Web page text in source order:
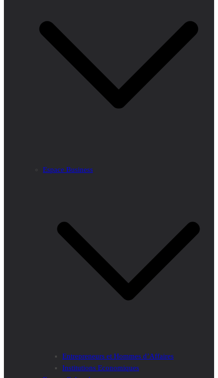
Espace Business
Entrepreneurs et Hommes d’Affaires
Institutions Economiques